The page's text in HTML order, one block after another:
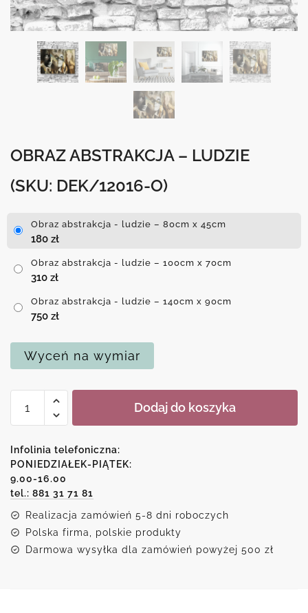
OBRAZ ABSTRAKCJA – LUDZIE
(SKU: DEK/12016-O)
Obraz abstrakcja - ludzie – 80cm x 45cm
180 zł
Obraz abstrakcja - ludzie – 100cm x 70cm
310 zł
Obraz abstrakcja - ludzie – 140cm x 90cm
750 zł
Wyceń na wymiar
Obraz
-
ludzie
Dodaj do koszyka
Infolinia telefoniczna:
PONIEDZIAŁEK-PIĄTEK:
9.00-16.00
tel.: 881 31 71 81
Realizacja zamówień 5-8 dni roboczych
Polska firma, polskie produkty
Darmowa wysyłka dla zamówień powyżej 500 zł